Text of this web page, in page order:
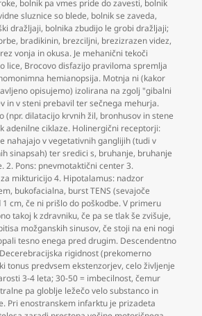
, bolnik pa vmes pride do zavesti, bolnik
sluznice so blede, bolnik se zaveda,
dražljaji, bolnika zbudijo le grobi dražljaji;
, bradikinin, brezciljni, brezizrazen videz,
vonja in okusa. Je mehanični tekoči
lice, Brocovo disfazijo praviloma spremlja
hemianopsija. Motnja ni (kakor
opisujemo) izolirana na zgolj "gibalni
in v steni prebavil ter sečnega mehurja.
(npr. dilatacijo krvnih žil, bronhusov in stene
adenilne ciklaze. Holinergični receptorji:
nahajajo v vegetativnih ganglijih (tudi v
sinapsah) ter sredici s, bruhanje, bruhanje
2. Pons: pnevmotaktični center 3.
mikturicijo 4. Hipotalamus: nadzor
, bukofacialna, burst TENS (sevajoče
1 cm,če ni prišlo do poškodbe. V primeru
takoj k zdravniku,če pa se tlak še zvišuje,
možganskih sinusov,če stoji na eni nogi
tesno enega pred drugim. Descendentno
rigidnost (prekomerno
tonus predvsem ekstenzorjev,celo življenje
3-4 leta; 30-50 = imbecilnost,čemur
pa globlje ležečo velo substanco in
Pri enostranskem infarktu je prizadeta